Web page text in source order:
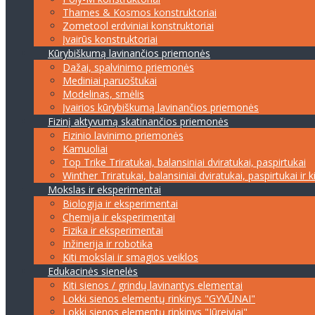
Thames & Kosmos konstruktoriai
Zometool erdviniai konstruktoriai
Įvairūs konstruktoriai
Kūrybiškumą lavinančios priemonės
Dažai, spalvinimo priemonės
Mediniai paruoštukai
Modelinas, smėlis
Įvairios kūrybiškumą lavinančios priemonės
Fizinį aktyvumą skatinančios priemonės
Fizinio lavinimo priemonės
Kamuoliai
Top Trike Triratukai, balansiniai dviratukai, paspirtukai
Winther Triratukai, balansiniai dviratukai, paspirtukai ir
Mokslas ir eksperimentai
Biologija ir eksperimentai
Chemija ir eksperimentai
Fizika ir eksperimentai
Inžinerija ir robotika
Kiti mokslai ir smagios veiklos
Edukacinės sienelės
Kiti sienos / grindų lavinantys elementai
Lokki sienos elementų rinkinys "GYVŪNAI"
Lokki sienos elementų rinkinys "Jūreiviai"